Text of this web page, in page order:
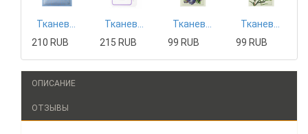
210 RUB
215 RUB
99 RUB
99 RUB
ОПИСАНИЕ
ОТЗЫВЫ